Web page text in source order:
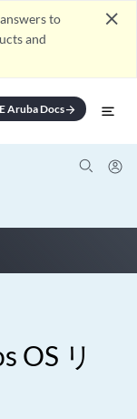
to
and
close
Aruba Docsarrow_forward
OS リ